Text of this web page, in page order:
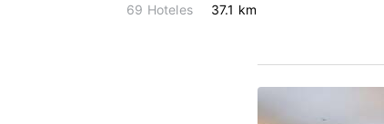
69 Hoteles 37.1 km